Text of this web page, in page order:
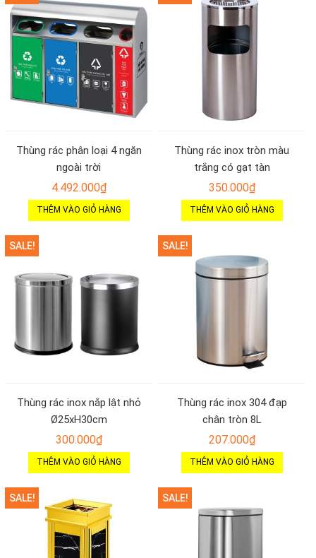
Thùng rác phân loại 4 ngăn
ngoài trời
4.492.000₫
THÊM VÀO GIỎ HÀNG
Thùng rác inox tròn màu
trắng có gạt tàn
350.000₫
THÊM VÀO GIỎ HÀNG
SALE!
Thùng rác inox nắp lật nhỏ
Ø25xH30cm
300.000₫
THÊM VÀO GIỎ HÀNG
SALE!
Thùng rác inox 304 đạp
chân tròn 8L
207.000₫
THÊM VÀO GIỎ HÀNG
SALE! SALE!